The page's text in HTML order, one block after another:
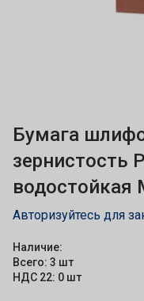
Бумага
зернистость
водостойкая
Авторизуйтесь для
Наличие:
Всего: 3 шт
НДС 22: 0 шт